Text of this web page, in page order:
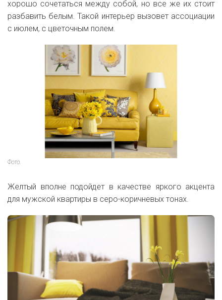
хорошо сочетаться между собой, но все же их стоит
разбавить белым. Такой интерьер вызовет ассоциации
с июлем, с цветочным полем.
Фото.
Желтый вполне подойдет в качестве яркого акцента
для мужской квартиры в серо-коричневых тонах.